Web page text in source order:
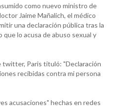
como nuevo ministro de
Jaime Mañalich, el médico
una declaración pública tras la
lo acusa de abuso sexual y
twitter, Paris tituló: "Declaración
recibidas contra mi persona
acusaciones" hechas en redes